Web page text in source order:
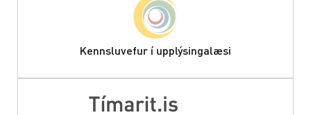
Kennsluvefur í upplýsingalæsi